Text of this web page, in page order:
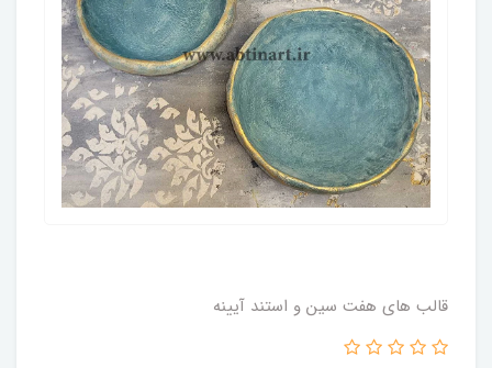
قالب های هفت سین و استند آیینه